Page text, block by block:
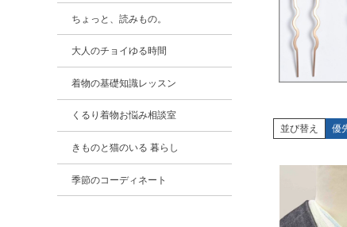
ちょっと、読みもの。
大人のチョイゆる時間
着物の基礎知識レッスン
くるり着物お悩み相談室
きものと猫のいる 暮らし
季節のコーディネート
並び替え 優